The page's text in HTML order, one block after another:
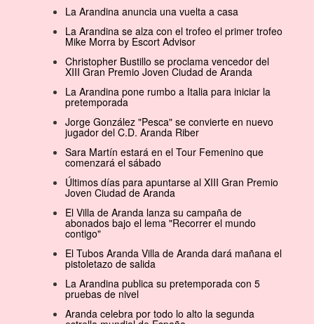
La Arandina anuncia una vuelta a casa
La Arandina se alza con el trofeo el primer trofeo
Mike Morra by Escort Advisor
Christopher Bustillo se proclama vencedor del
XIII Gran Premio Joven Ciudad de Aranda
La Arandina pone rumbo a Italia para iniciar la
pretemporada
Jorge González "Pesca" se convierte en nuevo
jugador del C.D. Aranda Riber
Sara Martín estará en el Tour Femenino que
comenzará el sábado
Últimos días para apuntarse al XIII Gran Premio
Joven Ciudad de Aranda
El Villa de Aranda lanza su campaña de
abonados bajo el lema "Recorrer el mundo
contigo"
El Tubos Aranda Villa de Aranda dará mañana el
pistoletazo de salida
La Arandina publica su pretemporada con 5
pruebas de nivel
Aranda celebra por todo lo alto la segunda